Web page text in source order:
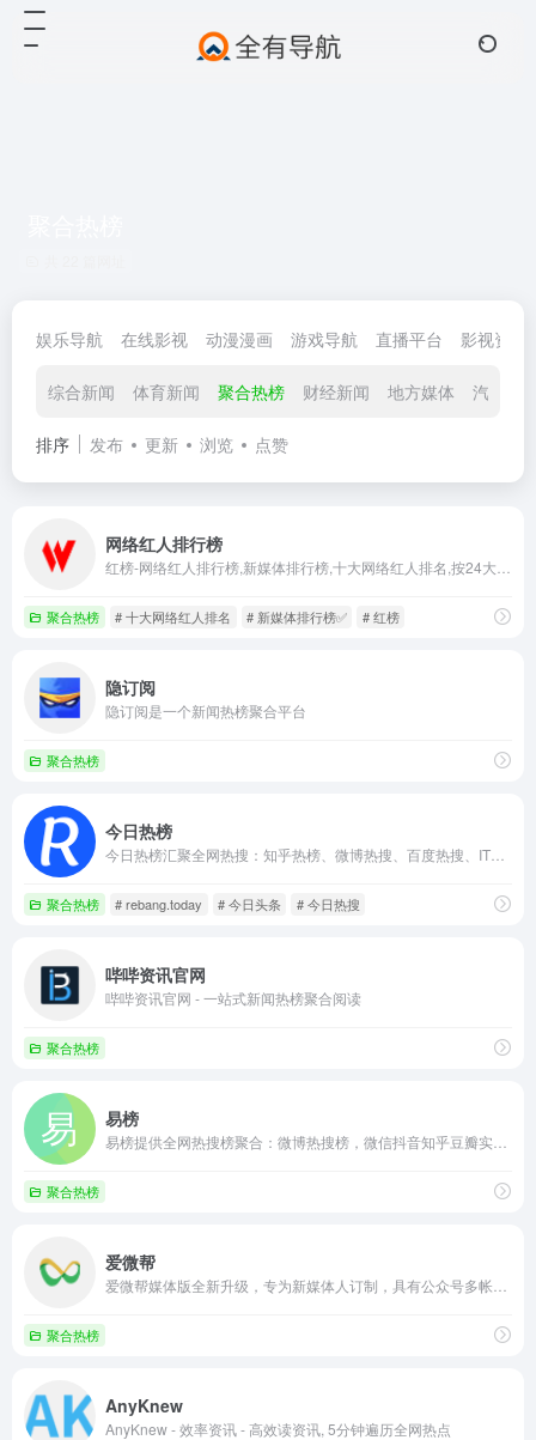
娱乐导航 在线影视 动漫漫画 游戏导航 直播平台 影视资源
综合新闻 体育新闻 聚合热榜 财经新闻 地方媒体 汽车资
排序 发布 更新 浏览 点赞
网络红人排行榜
聚合热榜 # 十大网络红人排名 # 新媒体排行榜✅ # 红榜
隐订阅
隐订阅是一个新闻热榜聚合平台
聚合热榜
今日热榜
聚合热榜 # rebang.today # 今日头条 # 今日热搜
哔哔资讯官网
哔哔资讯官网 - 一站式新闻热榜聚合阅读
聚合热榜
易榜
聚合热榜
爱微帮
聚合热榜
AnyKnew
AnyKnew - 效率资讯 - 高效读资讯, 5分钟遍历全网热点